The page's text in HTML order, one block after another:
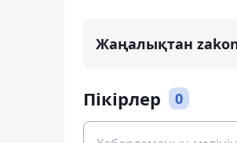
Жаңалықтан
Пікірлер 0